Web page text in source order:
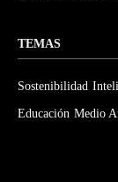
TEMAS
Sostenibilidad
Educación Medio